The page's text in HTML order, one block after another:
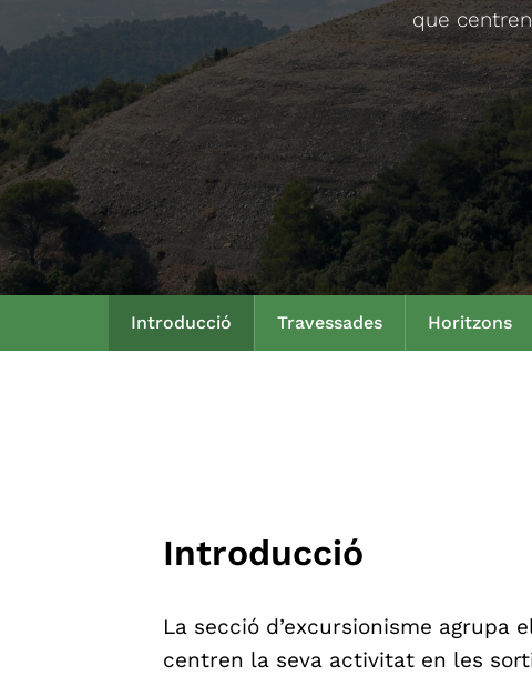
que
Introducció Travessades Horitzons
Introducció
La secció d’excursionisme agrupa
centren la seva activitat en les